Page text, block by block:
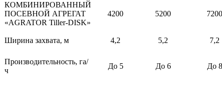
КОМБИНИРОВАННЫЙ
ПОСЕВНОЙ АГРЕГАТ
«AGRATOR Tiller-DISK»
4200 5200 7200
Ширина захвата, м 4,2 5,2 7,2
Производительность, га/
ч
До 5 До 6 До 8